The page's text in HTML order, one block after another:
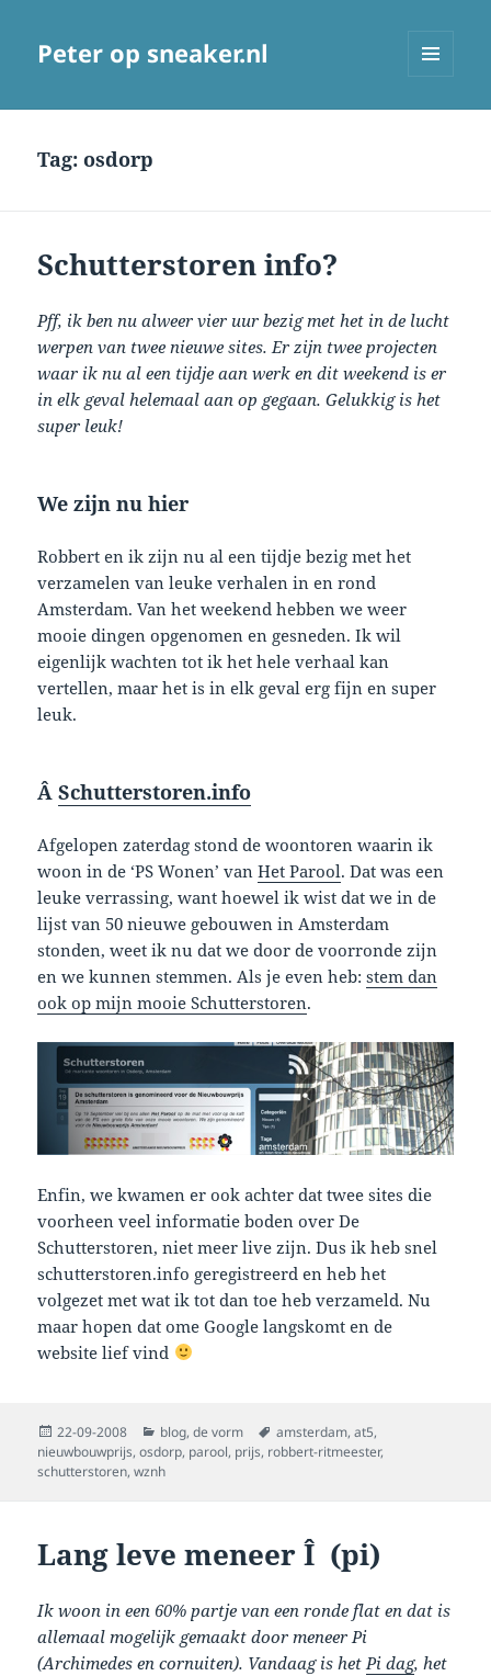
Peter op sneaker.nl
Tag:osdorp
Schutterstoren info?
Pff, ik ben nu alweer vier uur bezig met het in de lucht
werpen van twee nieuwe sites. Er zijn twee projecten
waar ik nu al een tijdje aan werk en dit weekend is er
in elk geval helemaal aan op gegaan. Gelukkig is het
super leuk!
We zijn nu hier
Robbert en ik zijn nu al een tijdje bezig met het
verzamelen van leuke verhalen in en rond
Amsterdam. Van het weekend hebben we weer
mooie dingen opgenomen en gesneden. Ik wil
eigenlijk wachten tot ik het hele verhaal kan
vertellen, maar het is in elk geval erg fijn en super
leuk.
ÂSchutterstoren.info
Afgelopen zaterdag stond de woontoren waarin ik
woon in de ‘PS Wonen’ vanHet Parool. Dat was een
leuke verrassing, want hoewel ik wist dat we in de
lijst van 50 nieuwe gebouwen in Amsterdam
stonden, weet ik nu dat we door de voorronde zijn
en we kunnen stemmen. Als je even heb:stem dan
ook op mijn mooie Schutterstoren.
Enfin, we kwamen er ook achter dat twee sites die
voorheen veel informatie boden over De
Schutterstoren, niet meer live zijn. Dus ik heb snel
schutterstoren.info geregistreerd en heb het
volgezet met wat ik tot dan toe heb verzameld. Nu
maar hopen dat ome Google langskomt en de
website lief vind
Posted
on
22-09-2008 Categories
blog,de vorm Tags
amsterdam,at5,
nieuwbouwprijs,osdorp, parool, prijs, robbert-ritmeester,
schutterstoren,wznh
Lang leve meneer Î (pi)
Ik woon in een 60% partje van een ronde flat en dat is
allemaal mogelijk gemaakt door meneer Pi
(Archimedes en cornuiten). Vandaag is hetPi dag, het